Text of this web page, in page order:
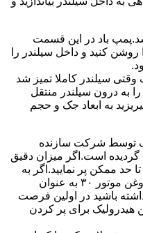
باد در این قسمت
روشن کنید و داخل سیلندر را
سیلندر کاملا تمیز شد
به درون سیلندر منتقل
به ابعاد جک و حجم
توسط شرکت سازنده
است.اگر میزان دقیق
حد ممکن پر نمایید.اگر به
روغن هیدرولیک دسترسی ندارید از روغن موتور ۳۰ به عنوان
باشید در اولین فرصت
هیدرولیک برای پر کردن